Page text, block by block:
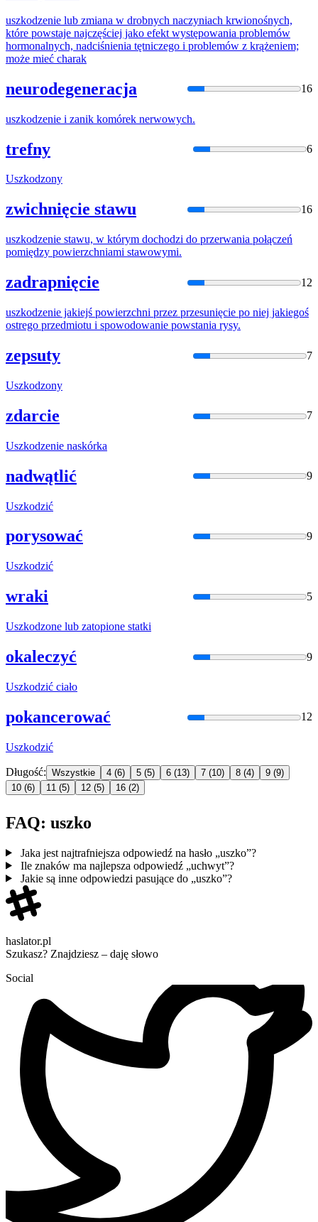
uszkodzenie lub zmiana w drobnych naczyniach krwionośnych,
które powstaje najczęściej jako efekt występowania problemów
hormonalnych, nadciśnienia tętniczego i problemów z krążeniem;
może mieć charak
neurodegeneracja 16
uszkodzenie i zanik komórek nerwowych.
trefny 6
Uszkodzony
zwichnięcie stawu 16
uszkodzenie stawu, w którym dochodzi do przerwania połączeń
pomiędzy powierzchniami stawowymi.
zadrapnięcie 12
uszkodzenie jakiejś powierzchni przez przesunięcie po niej jakiegoś
ostrego przedmiotu i spowodowanie powstania rysy.
zepsuty 7
Uszkodzony
zdarcie 7
Uszkodzenie naskórka
nadwątlić 9
Uszkodzić
porysować 9
Uszkodzić
wraki 5
Uszkodzone lub zatopione statki
okaleczyć 9
Uszkodzić ciało
pokancerować 12
Uszkodzić
Długość: Wszystkie 4 (6) 5 (5) 6 (13) 7 (10) 8 (4) 9 (9)
10 (6) 11 (5) 12 (5) 16 (2)
FAQ: uszko
Jaka jest najtrafniejsza odpowiedź na hasło „uszko”?
Ile znaków ma najlepsza odpowiedź „uchwyt”?
Jakie są inne odpowiedzi pasujące do „uszko”?
haslator.pl
Szukasz? Znajdziesz – daję słowo
Social